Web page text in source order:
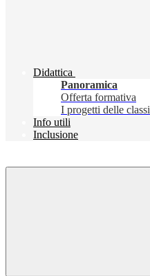
Didattica
Panoramica
Offerta formativa
I progetti delle classi
Info utili
Inclusione